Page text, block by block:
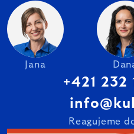
Jana
+421 232
Reagujeme